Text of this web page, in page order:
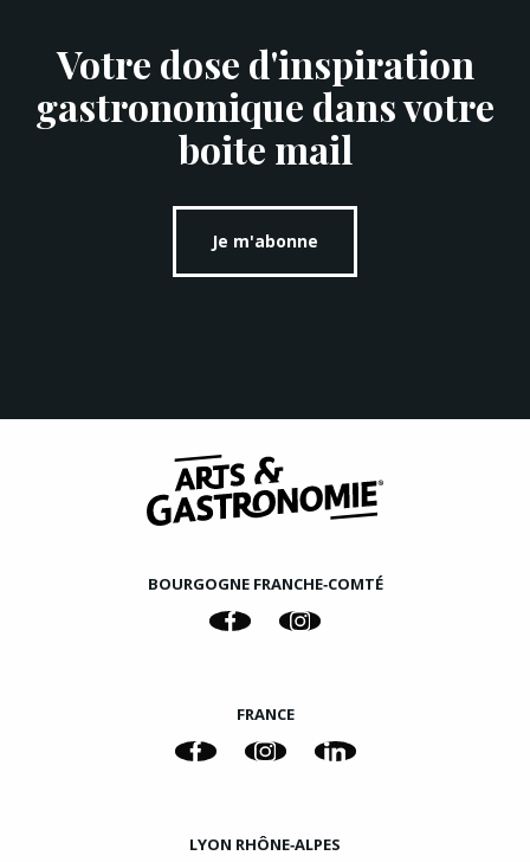
Votre dose d'inspiration
gastronomique dans votre
boite mail
Je m'abonne
BOURGOGNE FRANCHE‑COMTÉ
FRANCE
LYON RHÔNE‑ALPES